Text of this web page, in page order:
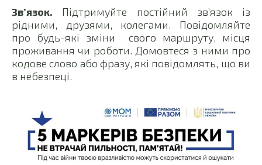
Зв’язок. Підтримуйте постійний зв’язок із
рідними, друзями, колегами. Повідомляйте
про будь-які зміни свого маршруту, місця
проживання чи роботи. Домовтеся з ними про
кодове слово або фразу, які повідомлять, що ви
в небезпеці.